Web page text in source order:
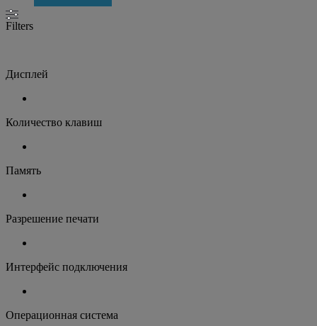
Filters
Дисплей
Количество клавиш
Память
Разрешение печати
Интерфейс подключения
Операционная система